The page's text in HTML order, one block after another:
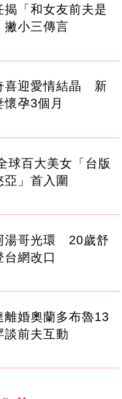
揭「和女友前夫是
撇小三傳言
喜迎愛情結晶 新
懷孕3個月
球百大美女「台版
亞」首入圍
湯哥光環 20歲舒
台網改口
離婚奧蘭多布魯13
談前夫互動